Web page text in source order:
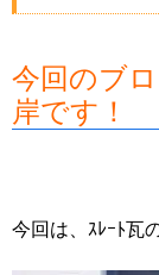
今回のブ
岸です！
今回は、ｽﾚｰﾄ瓦